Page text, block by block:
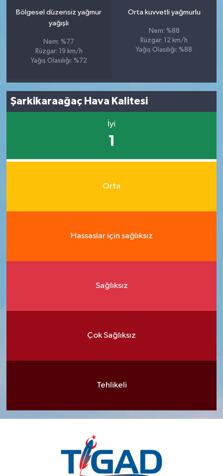
Bölgesel düzensiz yağmur
yağışlı
Nem: %77
Rüzgar: 19 km/h
Yağış Olasılığı: %72
Orta kuvvetli yağmurlu
Nem: %88
Rüzgar: 12 km/h
Yağış Olasılığı: %88
Şarkikaraağaç Hava Kalitesi
İyi
1
Orta
Hassaslar için sağlıksız
Sağlıksız
Çok Sağlıksız
Tehlikeli